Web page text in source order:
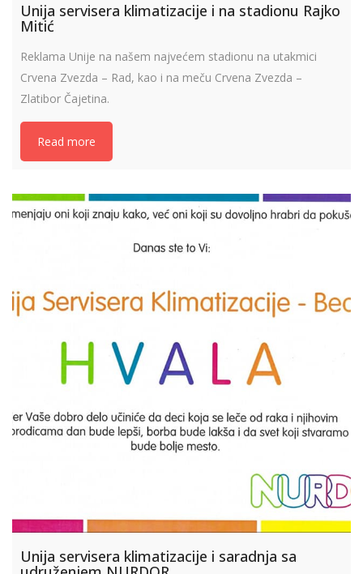
Unija servisera klimatizacije i na stadionu Rajko
Mitić
Reklama Unije na našem najvećem stadionu na utakmici
Crvena Zvezda – Rad, kao i na meču Crvena Zvezda –
Zlatibor Čajetina.
Read more
Unija servisera klimatizacije i saradnja sa